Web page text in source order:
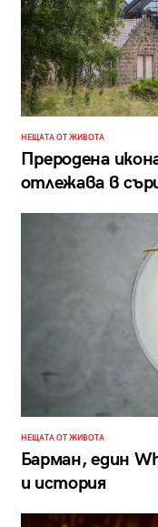
НЕЩАТА ОТ ЖИВОТА
Преродена
отлежава в
НЕЩАТА ОТ ЖИВОТА
Барман, един
и история